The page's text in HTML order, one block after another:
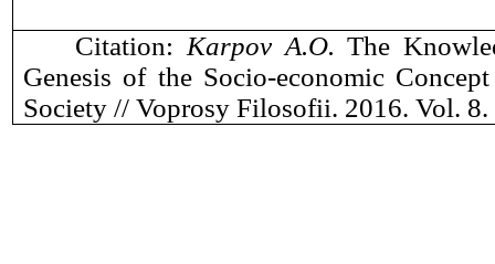
Citation:Karpov A.O. The
Genesis of the Socio-economic
Society // Voprosy Filosofii. 2016. Vol. 8.